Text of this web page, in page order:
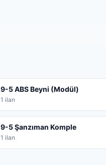
9-5 ABS Beyni (Modül)
1 ilan
9-5 Şanzıman Komple
1 ilan